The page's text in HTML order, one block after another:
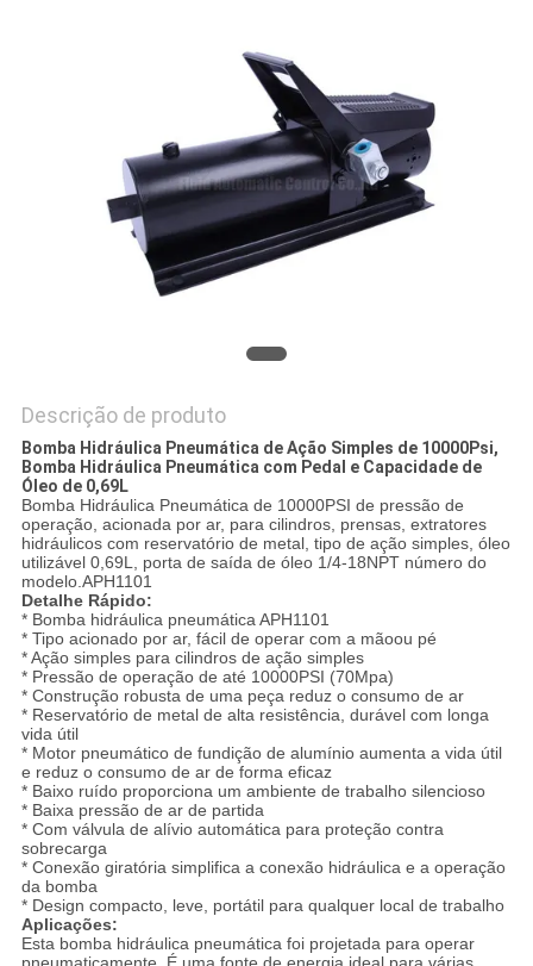
PRIVACY
POLICY
Descrição de produto
Bomba Hidráulica Pneumática de Ação Simples de 10000Psi,
Bomba Hidráulica Pneumática com Pedal e Capacidade de
Óleo de 0,69L
Bomba Hidráulica Pneumática de 10000PSI de pressão de
operação, acionada por ar, para cilindros, prensas, extratores
hidráulicos com reservatório de metal, tipo de ação simples, óleo
utilizável 0,69L, porta de saída de óleo 1/4-18NPT número do
modelo.APH1101
Detalhe Rápido:
* Bomba hidráulica pneumática APH1101
* Tipo acionado por ar, fácil de operar com a mãoou pé
* Ação simples para cilindros de ação simples
* Pressão de operação de até 10000PSI (70Mpa)
* Construção robusta de uma peça reduz o consumo de ar
* Reservatório de metal de alta resistência, durável com longa
vida útil
* Motor pneumático de fundição de alumínio aumenta a vida útil
e reduz o consumo de ar de forma eficaz
* Baixo ruído proporciona um ambiente de trabalho silencioso
* Baixa pressão de ar de partida
* Com válvula de alívio automática para proteção contra
sobrecarga
* Conexão giratória simplifica a conexão hidráulica e a operação
da bomba
* Design compacto, leve, portátil para qualquer local de trabalho
Aplicações:
Esta bomba hidráulica pneumática foi projetada para operar